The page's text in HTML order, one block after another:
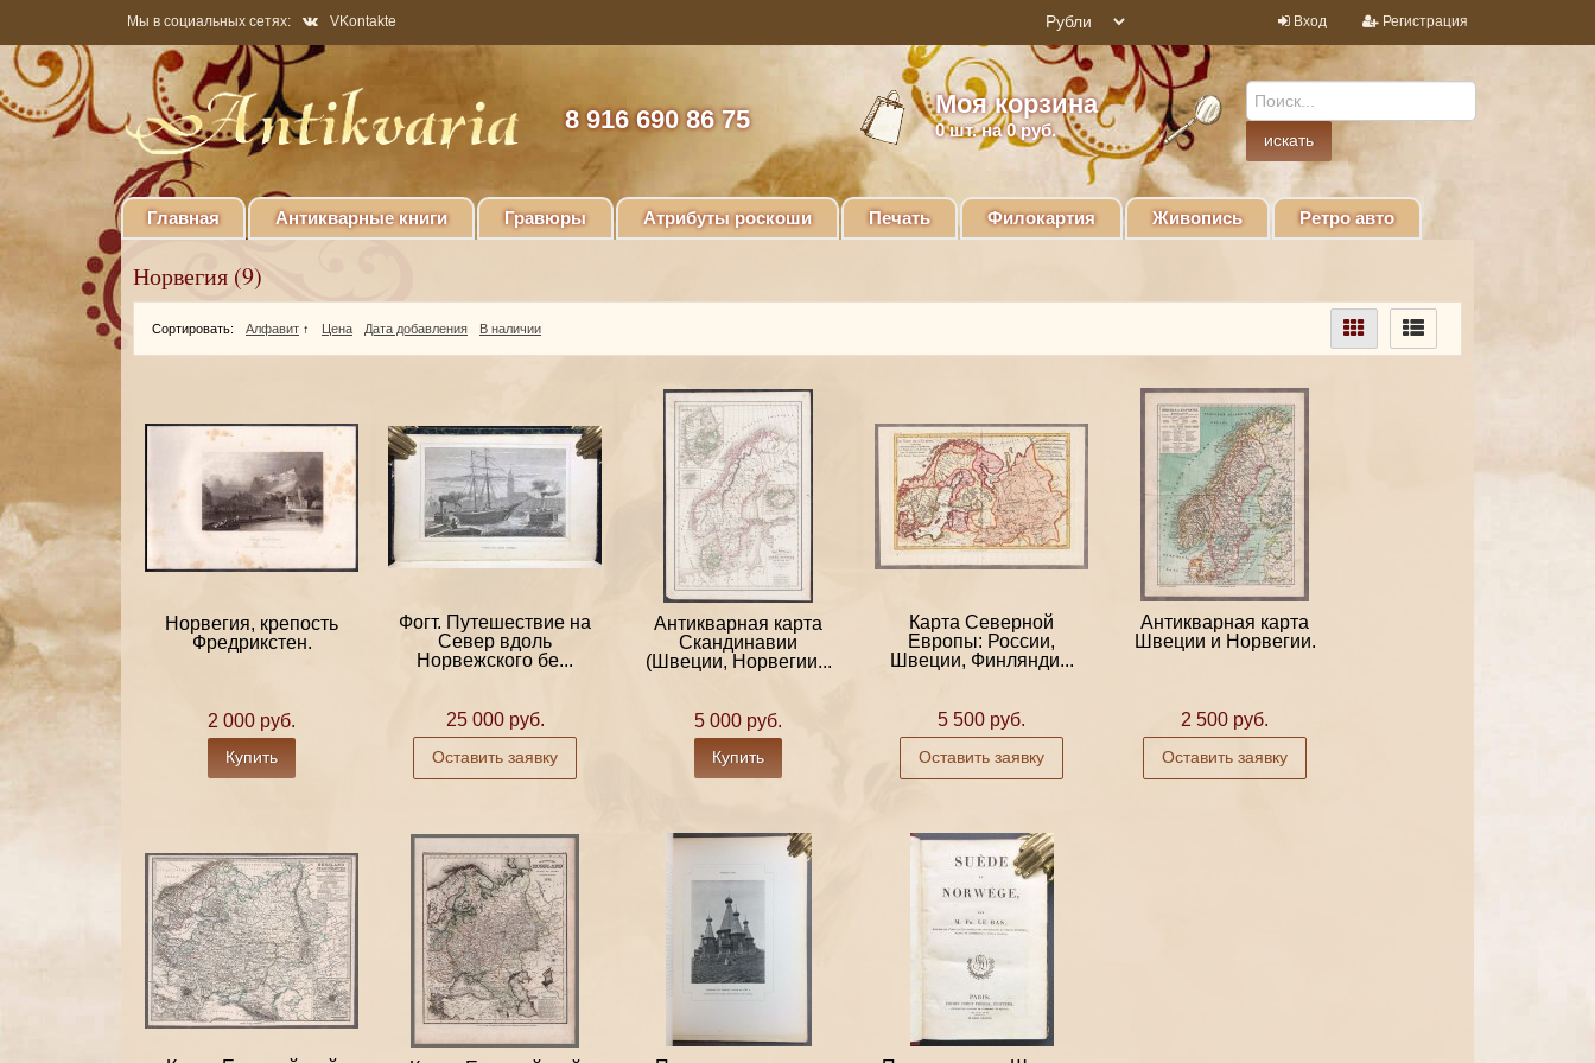
Мы в социальных сетях: VKontakte Вход Регистрация
8 916 690 86 75
Моя корзина
0шт. на 0 руб.
Главная Антикварные книги Гравюры Атрибуты роскоши Печать Филокартия Живопись Ретро авто
Норвегия (9)
Сортировать: Алфавит ↑ Цена Дата добавления В наличии
Норвегия, крепость
Фредрикстен.
2 000 руб.
Купить
Фогт. Путешествие на
Север вдоль
Норвежского бе...
25 000 руб.
Оставить заявку
Антикварная карта
Скандинавии
(Швеции, Норвегии...
5 000 руб.
Купить
Карта Северной
Европы: России,
Швеции, Финлянди...
5 500 руб.
Оставить заявку
Антикварная карта
Швеции и Норвегии.
2 500 руб.
Оставить заявку